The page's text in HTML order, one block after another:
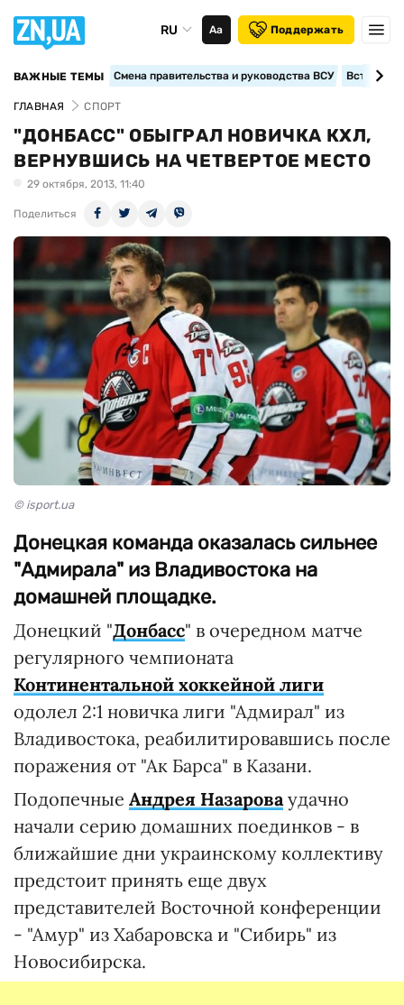
RU Аа Поддержать
ВАЖНЫЕ ТЕМЫ Смена правительства и руководства ВСУ
ГЛАВНАЯ СПОРТ
"ДОНБАСС" ОБЫГРАЛ НОВИЧКА КХЛ,
ВЕРНУВШИСЬ НА ЧЕТВЕРТОЕ МЕСТО
29 октября, 2013, 11:40
Поделиться
© isport.ua
Донецкая команда оказалась сильнее
"Адмирала" из Владивостока на
домашней площадке.
Донецкий "Донбасс" в очередном матче
регулярного чемпионата
Континентальной хоккейной лиги
одолел 2:1 новичка лиги "Адмирал" из
Владивостока, реабилитировавшись после
поражения от "Ак Барса" в Казани.
Подопечные Андрея Назароваудачно
начали серию домашних поединков - в
ближайшие дни украинскому коллективу
предстоит принять еще двух
представителей Восточной конференции
- "Амур" из Хабаровска и "Сибирь" из
Новосибирска.